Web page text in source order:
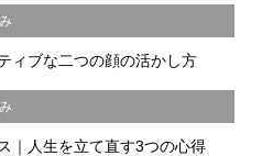
ィブな二つの顔の活かし方
｜人生を立て直す3つの心得